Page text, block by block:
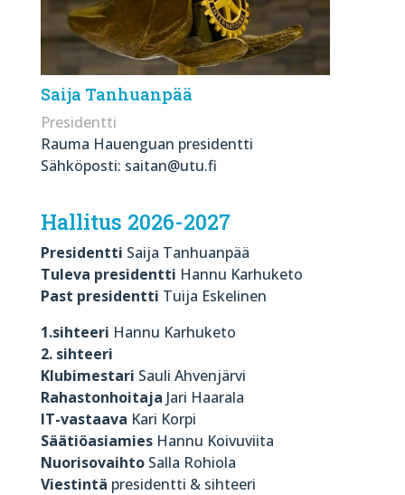
Saija Tanhuanpää
Presidentti
Rauma Hauenguan presidentti
Sähköposti: saitan@utu.fi
Hallitus 2026-2027
Presidentti Saija Tanhuanpää
Tuleva presidentti Hannu Karhuketo
Past presidentti Tuija Eskelinen
1.sihteeri Hannu Karhuketo
2. sihteeri
Klubimestari Sauli Ahvenjärvi
Rahastonhoitaja Jari Haarala
IT-vastaava Kari Korpi
SäätiöasiamiesHannu Koivuviita
Nuorisovaihto Salla Rohiola
Viestintä presidentti & sihteeri